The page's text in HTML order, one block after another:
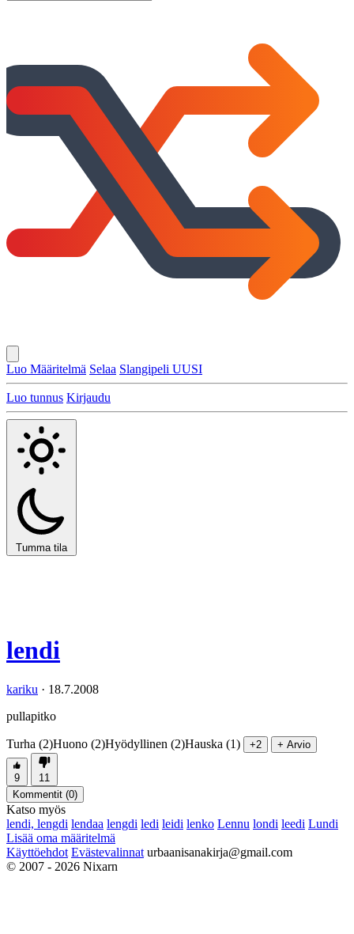
Luo Määritelmä Selaa Slangipeli UUSI
Luo tunnus Kirjaudu
Tumma tila
lendi
kariku · 18.7.2008
pullapitko
Turha (2)Huono (2)Hyödyllinen (2)Hauska (1) +2 + Arvio
9
11
Kommentit (0)
Katso myös
lendi, lengdi lendaa lengdi ledi leidi lenko Lennu londi leedi Lundi
Lisää oma määritelmä
Käyttöehdot Evästevalinnat urbaanisanakirja@gmail.com
© 2007 - 2026 Nixarn